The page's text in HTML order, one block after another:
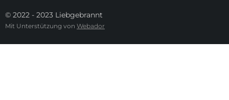
© 2022 - 2023 Liebgebrannt
Mit Unterstützung von Webador